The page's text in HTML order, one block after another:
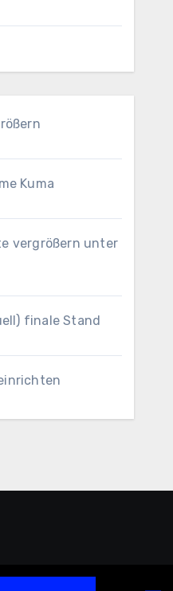
Kuma
vergrößern unter
finale Stand